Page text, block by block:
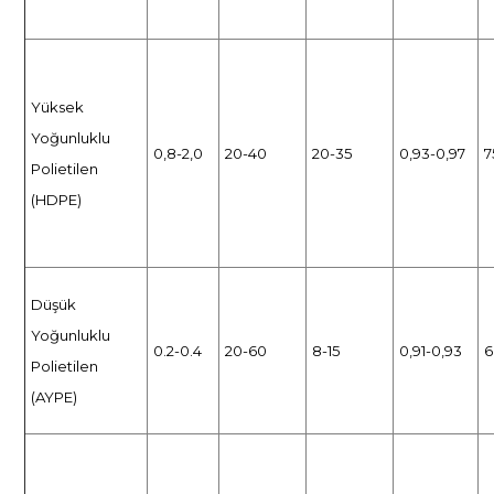
Yüksek
Yoğunluklu
Polietilen
(HDPE)
0,8-2,0 20-40 20-35 0,93-0,97
Düşük
Yoğunluklu
Polietilen
(AYPE)
0.2-0.4 20-60 8-15 0,91-0,93